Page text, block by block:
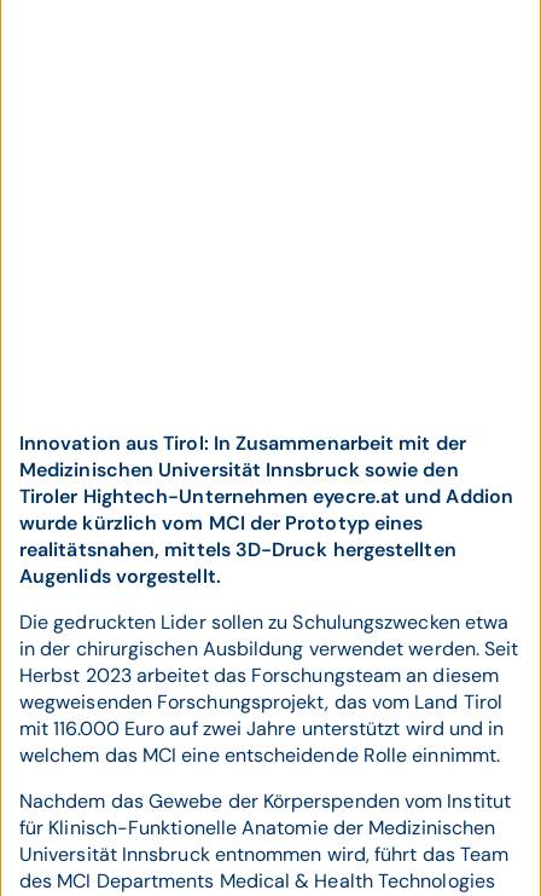
Innovation aus Tirol: In Zusammenarbeit mit der
Medizinischen Universität Innsbruck sowie den
Tiroler Hightech-Unternehmen eyecre.at und Addion
wurde kürzlich vom MCI der Prototyp eines
realitätsnahen, mittels 3D-Druck hergestellten
Augenlids vorgestellt.
Die gedruckten Lider sollen zu Schulungszwecken etwa
in der chirurgischen Ausbildung verwendet werden. Seit
Herbst 2023 arbeitet das Forschungsteam an diesem
wegweisenden Forschungsprojekt, das vom Land Tirol
mit 116.000 Euro auf zwei Jahre unterstützt wird und in
welchem das MCI eine entscheidende Rolle einnimmt.
Nachdem das Gewebe der Körperspenden vom Institut
für Klinisch-Funktionelle Anatomie der Medizinischen
Universität Innsbruck entnommen wird, führt das Team
des MCI Departments Medical & Health Technologies